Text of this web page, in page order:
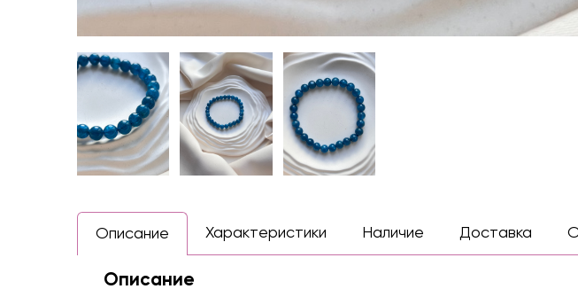
Описание Характеристики Наличие Доставка
Описание